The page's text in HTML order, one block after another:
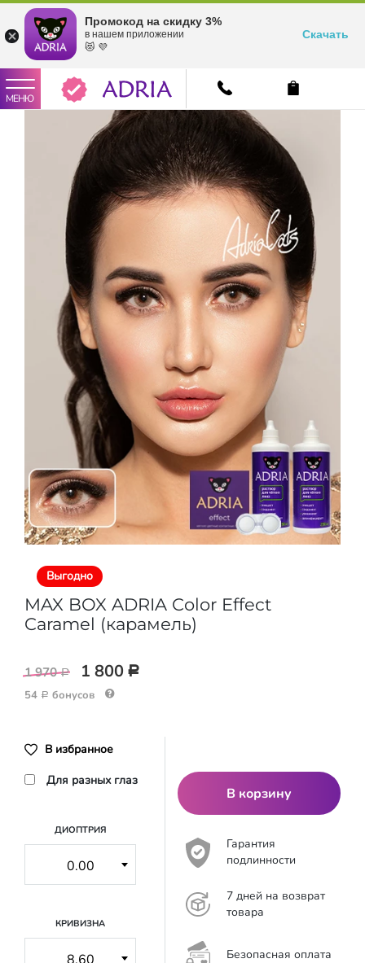
Промокод на скидку 3%
в нашем приложении
😻 💜
Скачать
МЕНЮ
Выгодно
MAX BOX ADRIA Color Effect
Caramel (карамель)
1 970 Р 1 800 Р
54 Р бонусов
В избранное
Для разных глаз
ДИОПТРИЯ
КРИВИЗНА
В корзину
Гарантия
подлинности
7 дней на возврат
товара
Безопасная оплата